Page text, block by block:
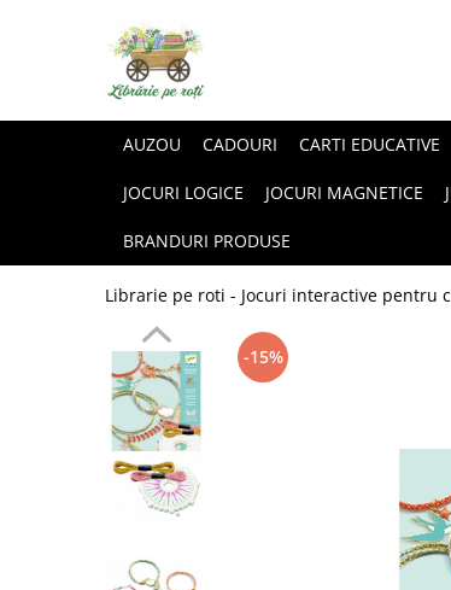
AUZOU CADOURI CARTI EDUCATIVE
JOCURI LOGICE JOCURI MAGNETICE
BRANDURI PRODUSE
Librarie pe roti - Jocuri interactive pentru
-15%